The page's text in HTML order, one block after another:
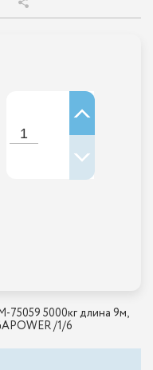
75059 5000кг длина 9м,
/1/6